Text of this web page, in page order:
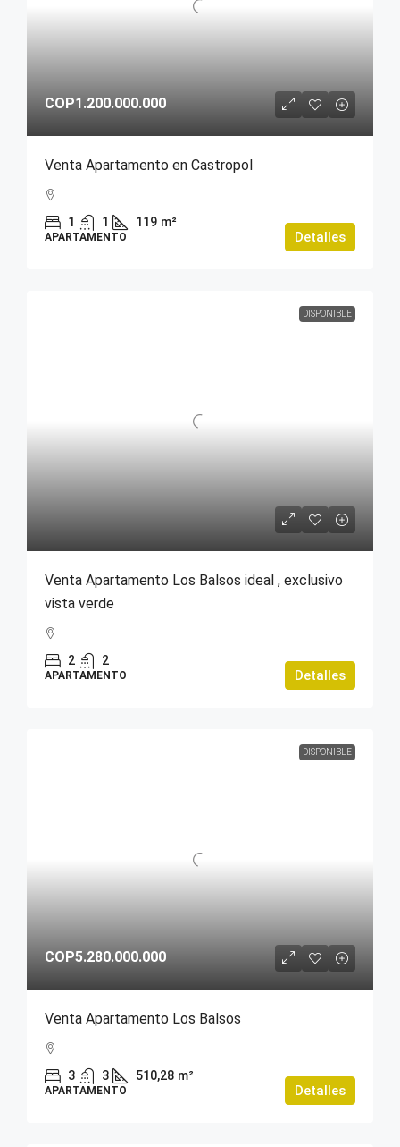
COP1.200.000.000
Venta Apartamento en Castropol
1 1 119 m²
APARTAMENTO Detalles
DISPONIBLE
Venta Apartamento Los Balsos ideal , exclusivo
vista verde
2 2
APARTAMENTO Detalles
DISPONIBLE
COP5.280.000.000
Venta Apartamento Los Balsos
3 3 510,28 m²
APARTAMENTO Detalles